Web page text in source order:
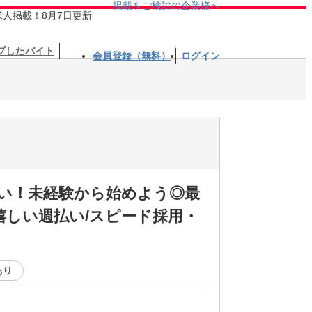
人掲載！8月7日更新
掲載をご検討の企業様へ
したバイト 会員登録（無料） ログイン
！未経験から始めよう◎最
い週払い/スピード採用・